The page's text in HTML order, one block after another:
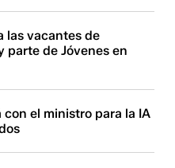
las vacantes de
parte de Jóvenes en
con el ministro para la IA